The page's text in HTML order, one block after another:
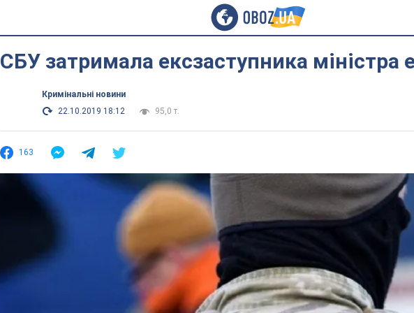
СБУ затримала ексзаступника міністра
Кримінальні новини
22.10.2019 18:12
95,0 т.
163